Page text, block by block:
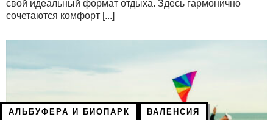
свой идеальный формат отдыха. Здесь гармонично
сочетаются комфорт [...]
АЛЬБУФЕРА И БИОПАРК ВАЛЕНСИЯ